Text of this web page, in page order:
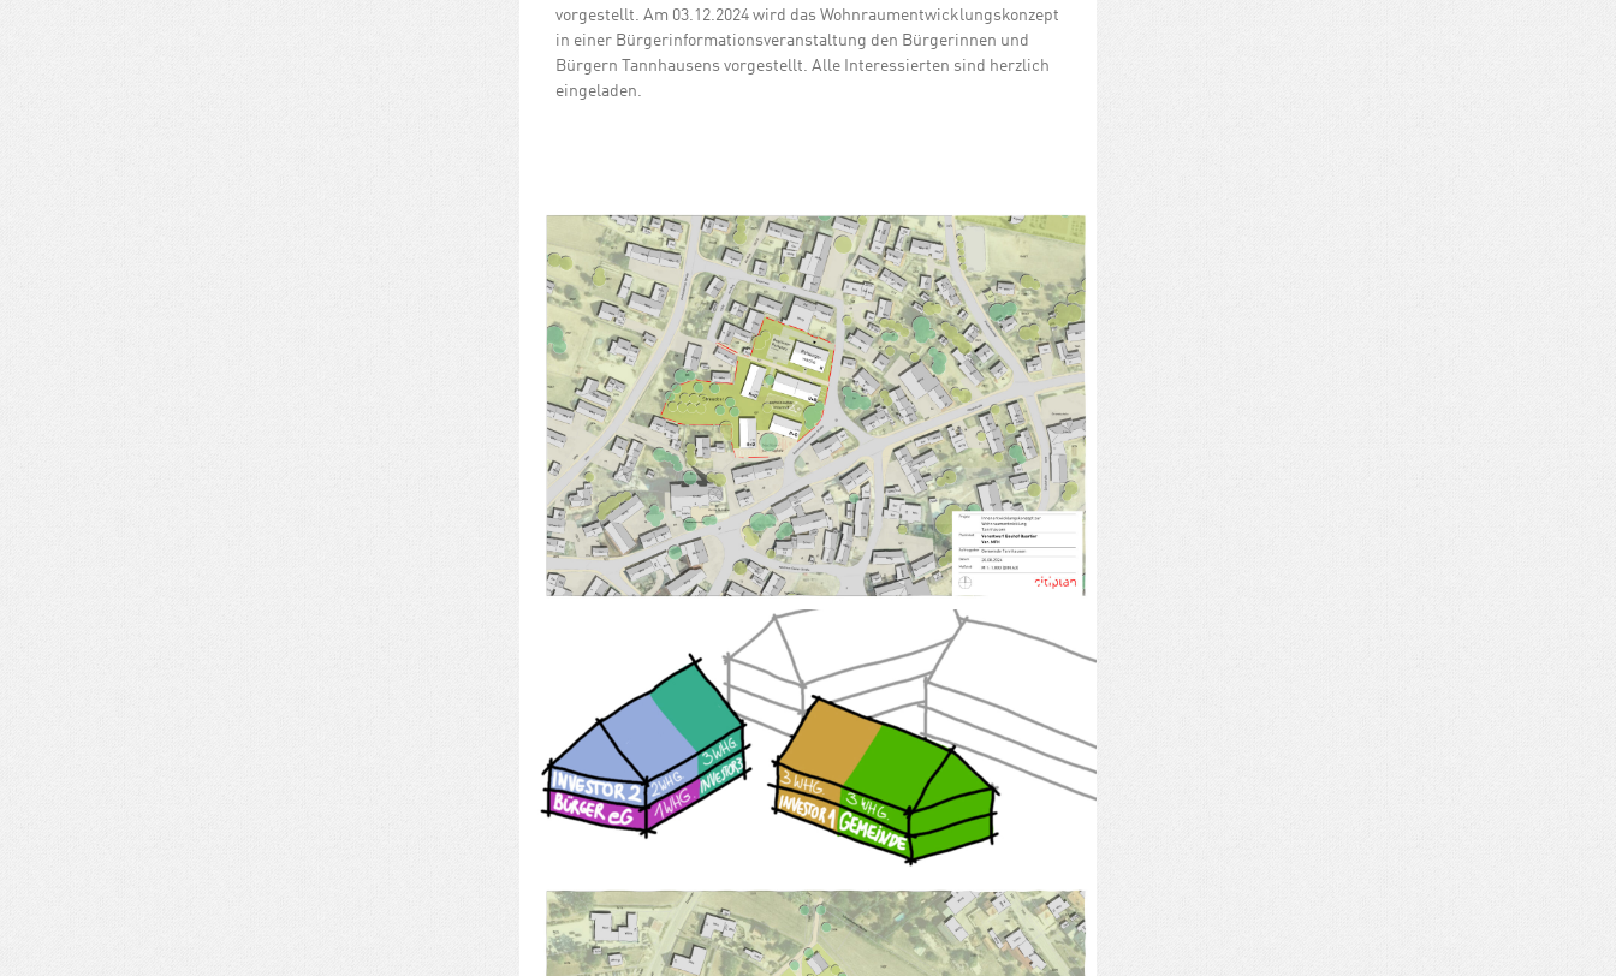
vorgestellt. Am 03.12.2024 wird das Wohnraumentwicklungskonzept
in einer Bürgerinformationsveranstaltung den Bürgerinnen und
Bürgern Tannhausens vorgestellt. Alle Interessierten sind herzlich
eingeladen.